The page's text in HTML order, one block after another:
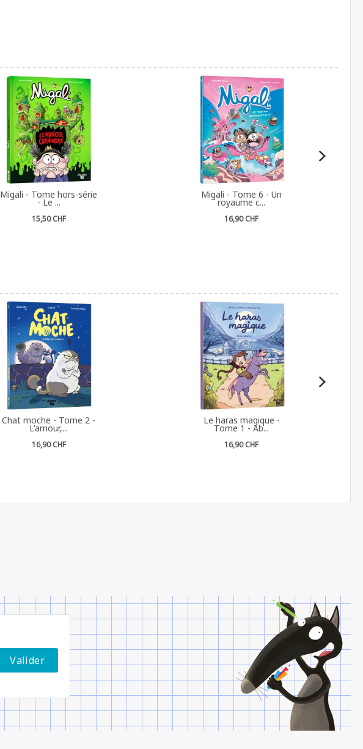
Migali - Tome hors-série
- Le ...
15,50 CHF
Migali - Tome 6 - Un
royaume c...
16,90 CHF
Chat moche - Tome 2 -
L'amour,...
16,90 CHF
Le haras magique -
Tome 1 - Ab...
16,90 CHF